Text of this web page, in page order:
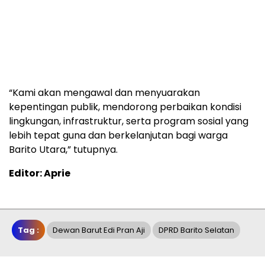
“Kami akan mengawal dan menyuarakan
kepentingan publik, mendorong perbaikan kondisi
lingkungan, infrastruktur, serta program sosial yang
lebih tepat guna dan berkelanjutan bagi warga
Barito Utara,” tutupnya.
Editor: Aprie
Tag : Dewan Barut Edi Pran Aji DPRD Barito Selatan